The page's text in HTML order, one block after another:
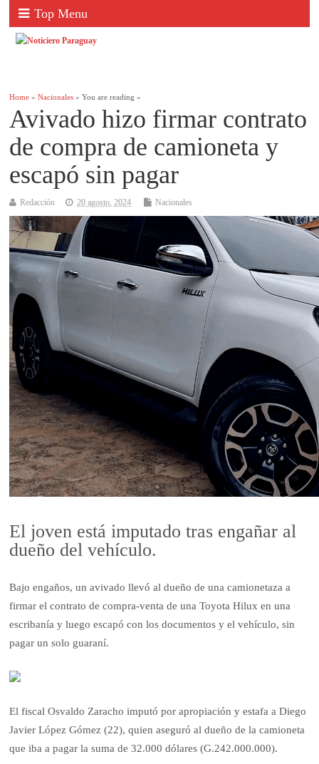
Top Menu
Home »Nacionales » You are reading »
Avivado hizo firmar contrato
de compra de camioneta y
escapó sin pagar
Redacción 20 agosto, 2024 Nacionales
El joven está imputado tras engañar al
dueño del vehículo.
Bajo engaños, un avivado llevó al dueño de una camionetaza a
firmar el contrato de compra-venta de una Toyota Hilux en una
escribanía y luego escapó con los documentos y el vehículo, sin
pagar un solo guaraní.
El fiscal Osvaldo Zaracho imputó por apropiación y estafa a Diego
Javier López Gómez (22), quien aseguró al dueño de la camioneta
que iba a pagar la suma de 32.000 dólares (G.242.000.000).